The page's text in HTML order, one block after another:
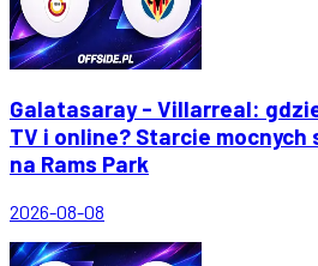
Galatasaray - Villarreal:
TV i online? Starcie
na Rams Park
2026-08-08